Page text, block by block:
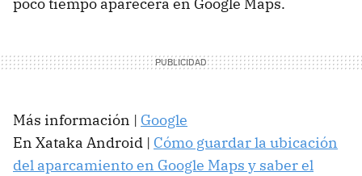
Más información | Google
En Xataka Android | Cómo guardar la ubicación
del aparcamiento en Google Maps y saber el